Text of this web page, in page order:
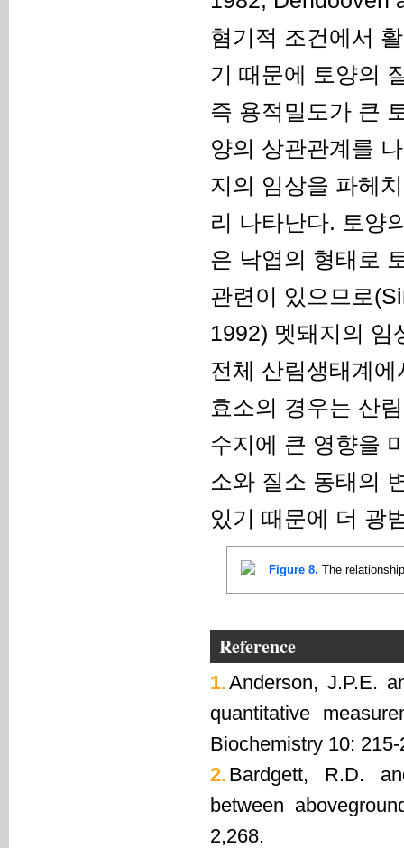
혐기적 조건에서
기 때문에 토양의
즉 용적밀도가 큰
양의 상관관계를
지의 임상을 파헤
리 나타난다. 토양
은 낙엽의 형태로
관련이 있으므로
1992) 멧돼지의 임
전체 산림생태계
효소의 경우는 산
수지에 큰 영향을
소와 질소 동태의
있기 때문에 더 광
Figure 8. The
Reference
1.Anderson, J.P.E.
quantitative
Biochemistry 10:
2. Bardgett, R.D.
between
2,268.